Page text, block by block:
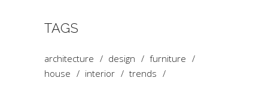
TAGS
architecture design
furniture
house
interior trends